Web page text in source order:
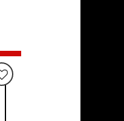
Lägg till i favoriter